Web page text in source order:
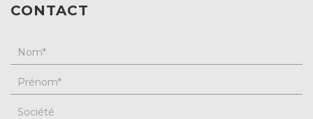
CONTACT
Nom*
Prénom*
Société